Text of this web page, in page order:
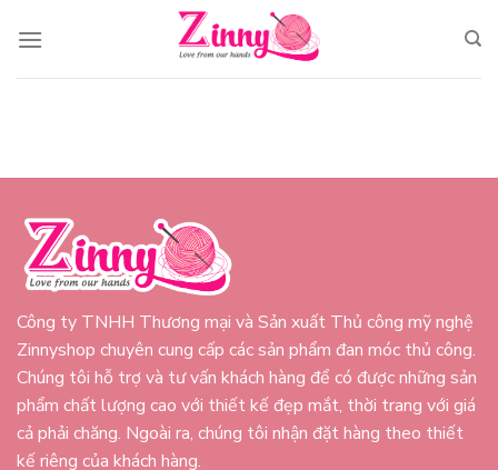
Công ty TNHH Thương mại và Sản xuất Thủ công mỹ nghệ
Zinnyshop chuyên cung cấp các sản phẩm đan móc thủ công.
Chúng tôi hỗ trợ và tư vấn khách hàng để có được những sản
phẩm chất lượng cao với thiết kế đẹp mắt, thời trang với giá
cả phải chăng. Ngoài ra, chúng tôi nhận đặt hàng theo thiết
kế riêng của khách hàng.